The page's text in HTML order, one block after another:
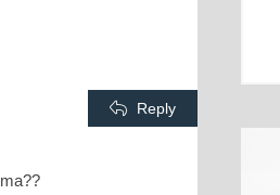
Reply